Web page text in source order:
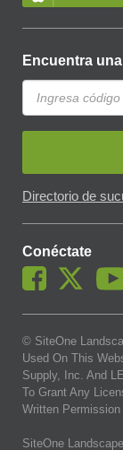
Encuentra
Directorio de
Conéctate
© SiteOne
Used On This
Supply, Inc. And
To Grant Any
Written
SiteOne